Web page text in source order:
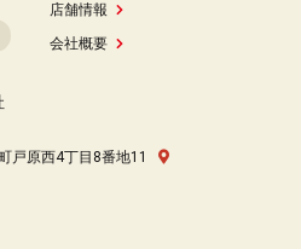
店舗情報
会社概要
戸原西4丁目8番地11